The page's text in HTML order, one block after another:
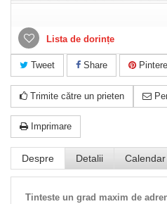
Lista de dorințe
Tweet Share
Trimite către un prieten
Imprimare
Despre Detalii Calendar
Tinteste un grad maxim de